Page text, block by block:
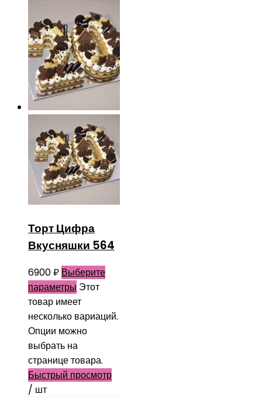
Торт Цифра
Вкусняшки 564
6900₽ Выберите
параметры Этот
товар имеет
несколько вариаций.
Опции можно
выбрать на
странице товара.
Быстрый просмотр
/ шт